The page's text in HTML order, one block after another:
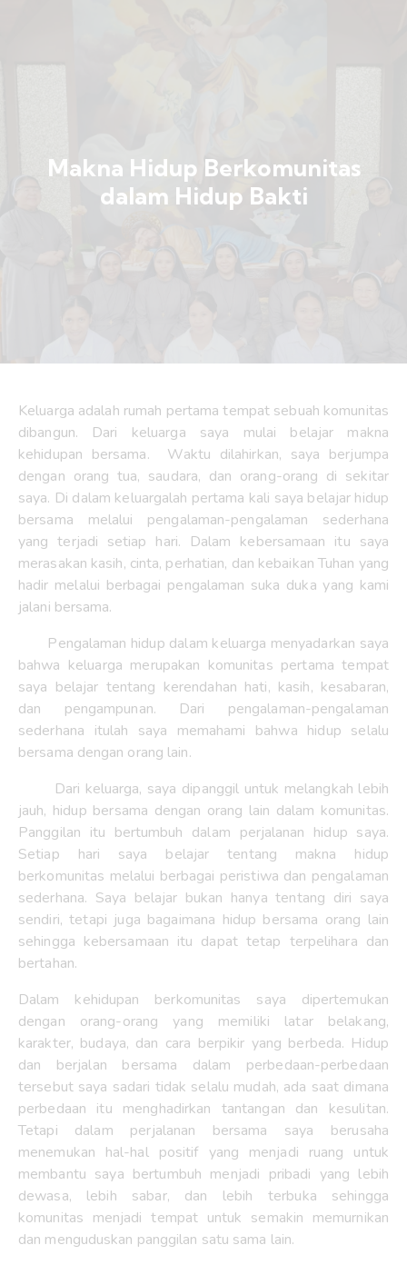
Makna Hidup Berkomunitas
dalam Hidup Bakti
Keluarga adalah rumah pertama tempat sebuah komunitas
dibangun. Dari keluarga saya mulai belajar makna
kehidupan bersama. Waktu dilahirkan, saya berjumpa
dengan orang tua, saudara, dan orang-orang di sekitar
saya. Di dalam keluargalah pertama kali saya belajar hidup
bersama melalui pengalaman-pengalaman sederhana
yang terjadi setiap hari. Dalam kebersamaan itu saya
merasakan kasih, cinta, perhatian, dan kebaikan Tuhan yang
hadir melalui berbagai pengalaman suka duka yang kami
jalani bersama.
Pengalaman hidup dalam keluarga menyadarkan saya
bahwa keluarga merupakan komunitas pertama tempat
saya belajar tentang kerendahan hati, kasih, kesabaran,
dan pengampunan. Dari pengalaman-pengalaman
sederhana itulah saya memahami bahwa hidup selalu
bersama dengan orang lain.
Dari keluarga, saya dipanggil untuk melangkah lebih
jauh, hidup bersama dengan orang lain dalam komunitas.
Panggilan itu bertumbuh dalam perjalanan hidup saya.
Setiap hari saya belajar tentang makna hidup
berkomunitas melalui berbagai peristiwa dan pengalaman
sederhana. Saya belajar bukan hanya tentang diri saya
sendiri, tetapi juga bagaimana hidup bersama orang lain
sehingga kebersamaan itu dapat tetap terpelihara dan
bertahan.
Dalam kehidupan berkomunitas saya dipertemukan
dengan orang-orang yang memiliki latar belakang,
karakter, budaya, dan cara berpikir yang berbeda. Hidup
dan berjalan bersama dalam perbedaan-perbedaan
tersebut saya sadari tidak selalu mudah, ada saat dimana
perbedaan itu menghadirkan tantangan dan kesulitan.
Tetapi dalam perjalanan bersama saya berusaha
menemukan hal-hal positif yang menjadi ruang untuk
membantu saya bertumbuh menjadi pribadi yang lebih
dewasa, lebih sabar, dan lebih terbuka sehingga
komunitas menjadi tempat untuk semakin memurnikan
dan menguduskan panggilan satu sama lain.